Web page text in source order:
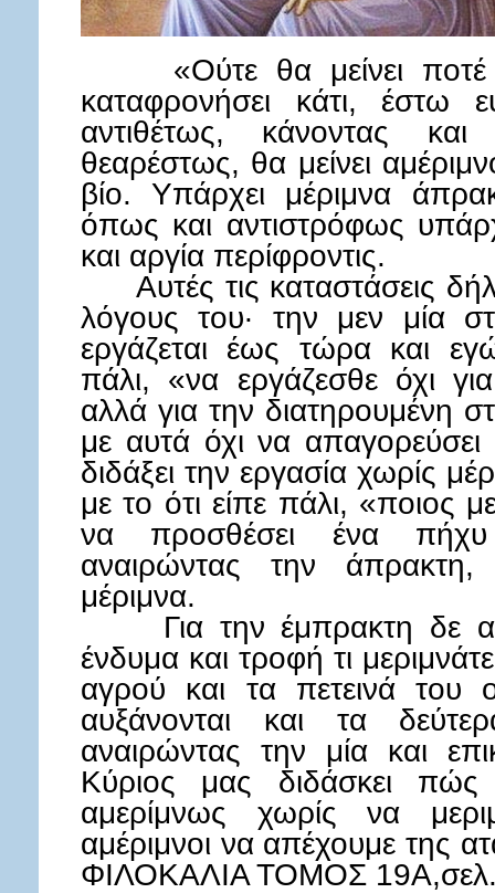
«Ούτε θα μείνει ποτέ
καταφρονήσει κάτι, έστω
αντιθέτως, κάνοντας
θεαρέστως, θα μείνει
βίο. Υπάρχει μέριμνα
όπως και αντιστρόφως
και αργία περίφροντις.
Αυτές τις καταστάσεις
λόγους του· την μεν μία
εργάζεται έως τώρα και
πάλι, «να εργάζεσθε όχι
αλλά για την διατηρουμένη
με αυτά όχι να
διδάξει την εργασία χωρίς
με το ότι είπε πάλι, «ποιος
να προσθέσει ένα
αναιρώντας την
μέριμνα.
Για την έμπρακτη δε
ένδυμα και τροφή τι
αγρού και τα πετεινά
αυξάνονται και τα
αναιρώντας την μία και
Κύριος μας διδάσκει πώς
αμερίμνως χωρίς να
αμέριμνοι να απέχουμε της
ΦΙΛΟΚΑΛΙΑ ΤΟΜΟΣ